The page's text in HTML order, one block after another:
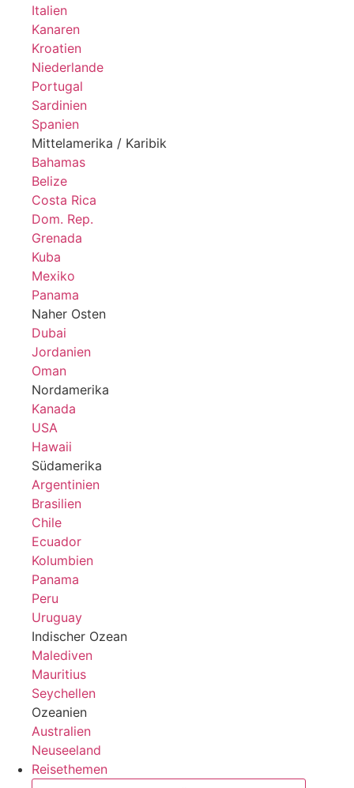
Italien
Kanaren
Kroatien
Niederlande
Portugal
Sardinien
Spanien
Mittelamerika / Karibik
Bahamas
Belize
Costa Rica
Dom. Rep.
Grenada
Kuba
Mexiko
Panama
Naher Osten
Dubai
Jordanien
Oman
Nordamerika
Kanada
USA
Hawaii
Südamerika
Argentinien
Brasilien
Chile
Ecuador
Kolumbien
Panama
Peru
Uruguay
Indischer Ozean
Malediven
Mauritius
Seychellen
Ozeanien
Australien
Neuseeland
Reisethemen